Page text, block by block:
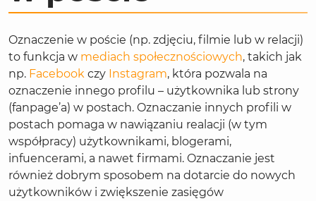
Oznaczenie w poście (np. zdjęciu, filmie lub w relacji)
to funkcja w mediach społecznościowych, takich jak
np. Facebook czy Instagram, która pozwala na
oznaczenie innego profilu – użytkownika lub strony
(fanpage’a) w postach. Oznaczanie innych profili w
postach pomaga w nawiązaniu realacji (w tym
współpracy) użytkownikami, blogerami,
infuencerami, a nawet firmami. Oznaczanie jest
również dobrym sposobem na dotarcie do nowych
użytkowników i zwiększenie zasięgów